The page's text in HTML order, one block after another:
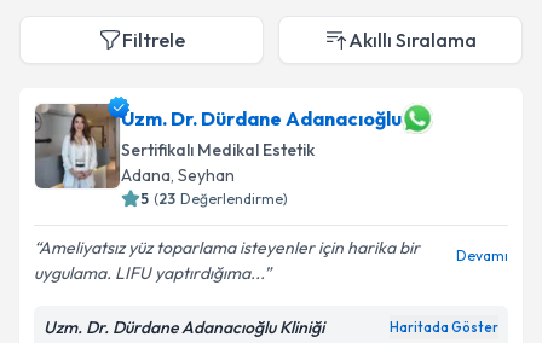
Filtrele Akıllı Sıralama
Uzm. Dr. Dürdane Adanacıoğlu
Sertifikalı Medikal Estetik
Adana, Seyhan
5 (23 Değerlendirme)
Ameliyatsız yüz toparlama isteyenler için harika bir
uygulama. LIFU yaptırdığıma...
Devamı
Uzm. Dr. Dürdane Adanacıoğlu Kliniği Haritada Göster